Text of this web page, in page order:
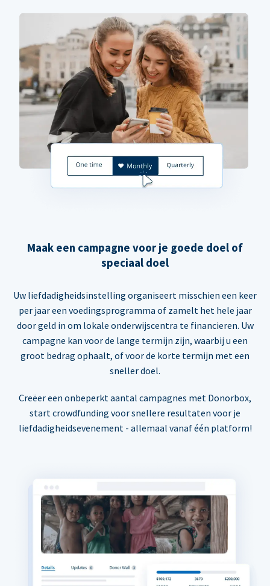
Maak een campagne voor je goede doel of
speciaal doel
Uw liefdadigheidsinstelling organiseert misschien een keer
per jaar een voedingsprogramma of zamelt het hele jaar
door geld in om lokale onderwijscentra te financieren. Uw
campagne kan voor de lange termijn zijn, waarbij u een
groot bedrag ophaalt, of voor de korte termijn met een
sneller doel.
Creëer een onbeperkt aantal campagnes met Donorbox,
start crowdfunding voor snellere resultaten voor je
liefdadigheidsevenement - allemaal vanaf één platform!